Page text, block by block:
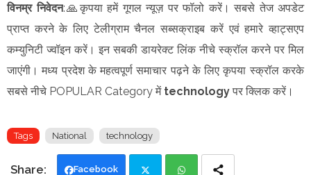
विनम्र निवेदन:🙏कृपया हमें गूगल न्यूज़ पर फॉलो करें। सबसे तेज अपडेट
प्राप्त करने के लिए टेलीग्राम चैनल सब्सक्राइब करें एवं हमारे व्हाट्सएप
कम्युनिटी ज्वॉइन करें। इन सबकी डायरेक्ट लिंक नीचे स्क्रॉल करने पर मिल
जाएंगी। मध्य प्रदेश के महत्वपूर्ण समाचार पढ़ने के लिए कृपया स्क्रॉल करके
सबसे नीचे POPULAR Category में technology पर क्लिक करें।
Tags National technology
Facebook